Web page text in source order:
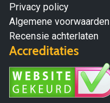
Privacy policy
Algemene voorwaarden
Recensie achterlaten
Accreditaties